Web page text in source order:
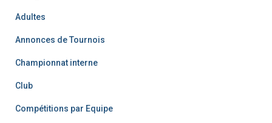
Adultes
Annonces de Tournois
Championnat interne
Club
Compétitions par Equipe